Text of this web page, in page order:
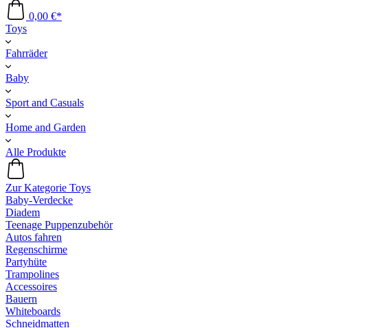
0,00 €*
Toys
Fahrräder
Baby
Sport and Casuals
Home and Garden
Alle Produkte
Zur Kategorie Toys
Baby-Verdecke
Diadem
Teenage Puppenzubehör
Autos fahren
Regenschirme
Partyhüte
Trampolines
Accessoires
Bauern
Whiteboards
Schneidmatten